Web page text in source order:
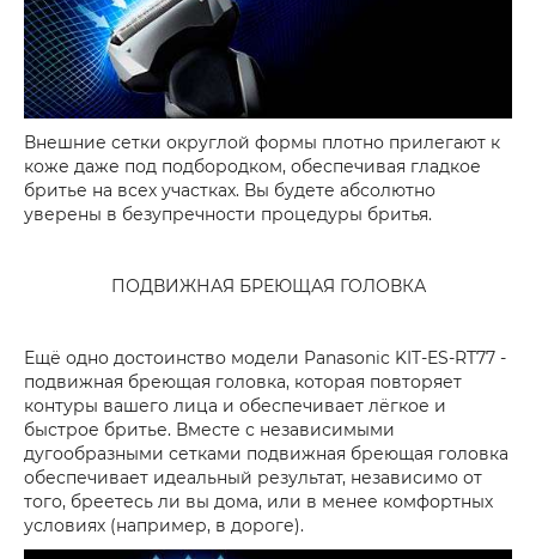
Внешние сетки округлой формы плотно прилегают к
коже даже под подбородком, обеспечивая гладкое
бритье на всех участках. Вы будете абсолютно
уверены в безупречности процедуры бритья.
ПОДВИЖНАЯ БРЕЮЩАЯ ГОЛОВКА
Ещё одно достоинство модели Panasonic KIT-ES-RT77 -
подвижная бреющая головка, которая повторяет
контуры вашего лица и обеспечивает лёгкое и
быстрое бритье. Вместе с независимыми
дугообразными сетками подвижная бреющая головка
обеспечивает идеальный результат, независимо от
того, бреетесь ли вы дома, или в менее комфортных
условиях (например, в дороге).